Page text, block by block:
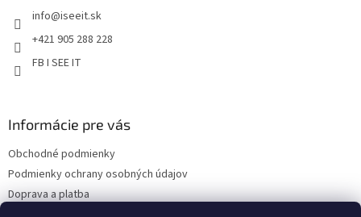
info@iseeit.sk
+421 905 288 228
FB I SEE IT
Informácie pre vás
Obchodné podmienky
Podmienky ochrany osobných údajov
Doprava a platba